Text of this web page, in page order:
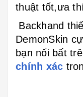
thuật tốt,ưa
Backhand
DemonSkin
bạn nổi bất
chính xác